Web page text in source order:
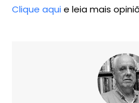
Clique aquie leia mais